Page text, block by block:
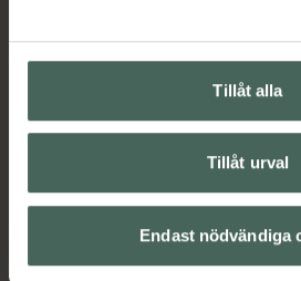
Tillåt alla
Tillåt urval
Endast nödvändiga
Kontakta oss
Vanliga frågor
Handla tryggt
Sajtens tillgänglighet